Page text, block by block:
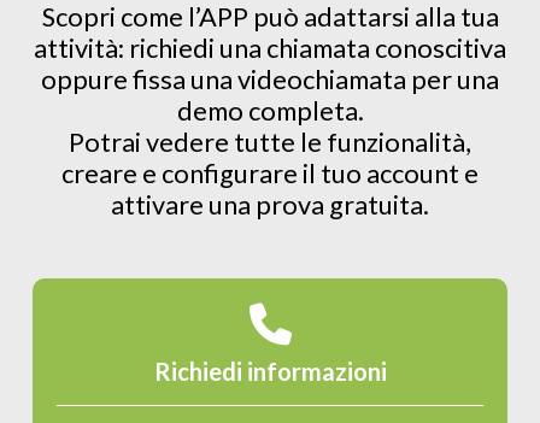
Scopri come l’APP può adattarsi alla tua
attività: richiedi una chiamata conoscitiva
oppure fissa una videochiamata per una
demo completa.
Potrai vedere tutte le funzionalità,
creare e configurare il tuo account e
attivare una prova gratuita.
Richiedi informazioni